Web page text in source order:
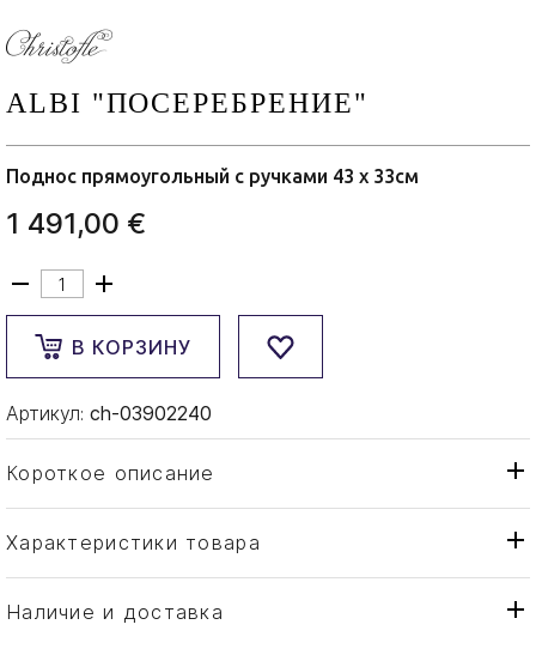
ALBI "ПОСЕРЕБРЕНИЕ"
Поднос прямоугольный с ручками 43 x 33см
1 491,00 €
В КОРЗИНУ
Артикул: ch-03902240
Короткое описание
Характеристики товара
Тип товара
Поднос
Бренд
Наличие и доставка